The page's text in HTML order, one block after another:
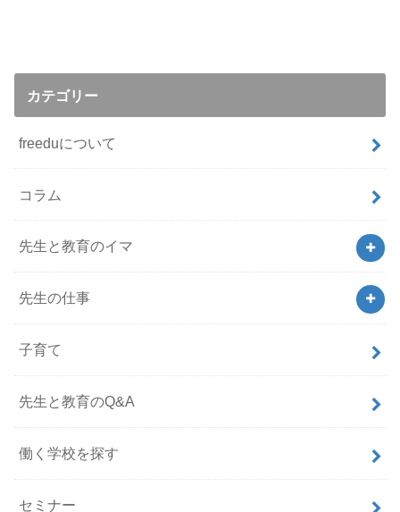
カテゴリー
freeduについて
コラム
先生と教育のイマ
先生の仕事
子育て
先生と教育のQ&A
働く学校を探す
セミナー